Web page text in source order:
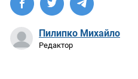
Пилипко Михайло
Редактор